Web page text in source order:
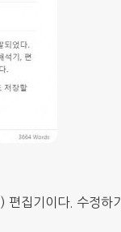
) 편집기이다. 수정하기